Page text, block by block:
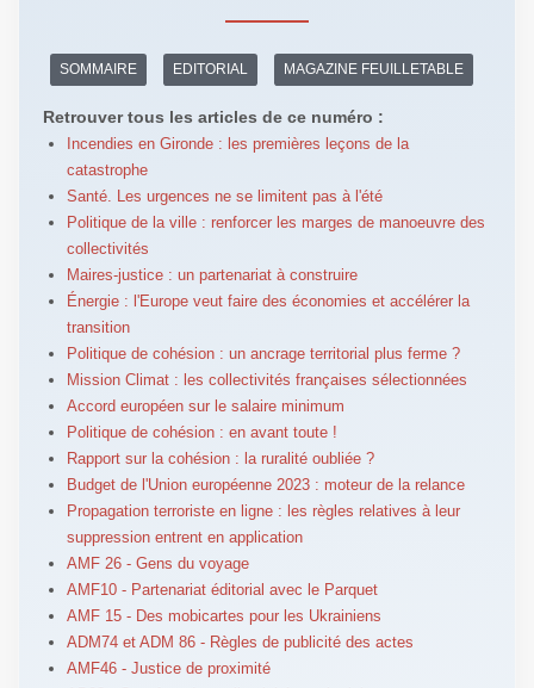
SOMMAIRE EDITORIAL MAGAZINE FEUILLETABLE
Retrouver tous les articles de ce numéro :
Incendies en Gironde : les premières leçons de la
catastrophe
Santé. Les urgences ne se limitent pas à l'été
Politique de la ville : renforcer les marges de manoeuvre des
collectivités
Maires-justice : un partenariat à construire
Énergie : l'Europe veut faire des économies et accélérer la
transition
Politique de cohésion : un ancrage territorial plus ferme ?
Mission Climat : les collectivités françaises sélectionnées
Accord européen sur le salaire minimum
Politique de cohésion : en avant toute !
Rapport sur la cohésion : la ruralité oubliée ?
Budget de l'Union européenne 2023 : moteur de la relance
Propagation terroriste en ligne : les règles relatives à leur
suppression entrent en application
AMF 26 - Gens du voyage
AMF10 - Partenariat éditorial avec le Parquet
AMF 15 - Des mobicartes pour les Ukrainiens
ADM74 et ADM 86 - Règles de publicité des actes
AMF46 - Justice de proximité